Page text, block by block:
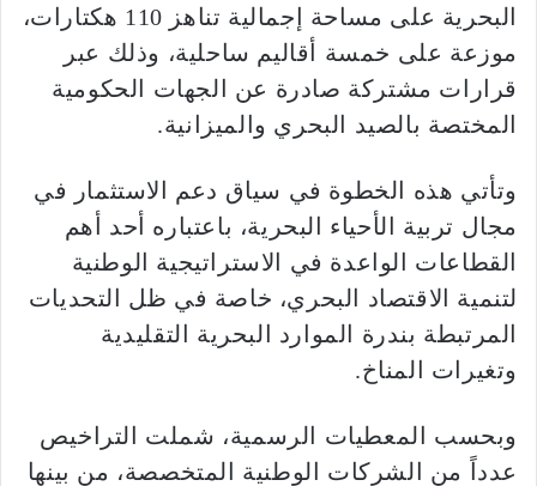
البحرية على مساحة إجمالية تناهز 110 هكتارات،
موزعة على خمسة أقاليم ساحلية، وذلك عبر
قرارات مشتركة صادرة عن الجهات الحكومية
المختصة بالصيد البحري والميزانية.
وتأتي هذه الخطوة في سياق دعم الاستثمار في
مجال تربية الأحياء البحرية، باعتباره أحد أهم
القطاعات الواعدة في الاستراتيجية الوطنية
لتنمية الاقتصاد البحري، خاصة في ظل التحديات
المرتبطة بندرة الموارد البحرية التقليدية
وتغيرات المناخ.
وبحسب المعطيات الرسمية، شملت التراخيص
عدداً من الشركات الوطنية المتخصصة، من بينها